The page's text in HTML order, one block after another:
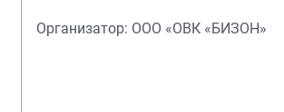
Организатор: ООО «ОВК «БИЗОН»